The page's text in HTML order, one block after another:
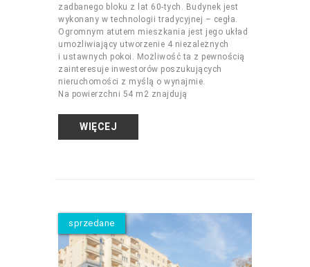
zadbanego bloku z lat 60-tych. Budynek jest
wykonany w technologii tradycyjnej – cegła.
Ogromnym atutem mieszkania jest jego układ
umożliwiający utworzenie 4 niezależnych
i ustawnych pokoi. Możliwość ta z pewnością
zainteresuje inwestorów poszukujących
nieruchomości z myślą o wynajmie.
Na powierzchni 54 m2 znajdują
WIĘCEJ
sprzedane